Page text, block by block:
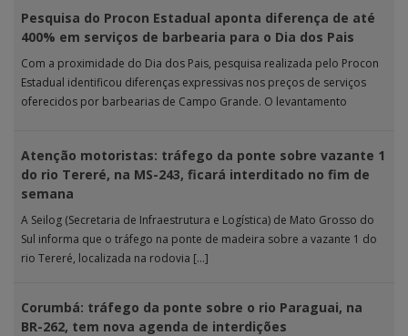
Pesquisa do Procon Estadual aponta diferença de até
400% em serviços de barbearia para o Dia dos Pais
Com a proximidade do Dia dos Pais, pesquisa realizada pelo Procon
Estadual identificou diferenças expressivas nos preços de serviços
oferecidos por barbearias de Campo Grande. O levantamento
Atenção motoristas: tráfego da ponte sobre vazante 1
do rio Tereré, na MS-243, ficará interditado no fim de
semana
A Seilog (Secretaria de Infraestrutura e Logística) de Mato Grosso do
Sul informa que o tráfego na ponte de madeira sobre a vazante 1 do
rio Tereré, localizada na rodovia […]
Corumbá: tráfego da ponte sobre o rio Paraguai, na
BR-262, tem nova agenda de interdições